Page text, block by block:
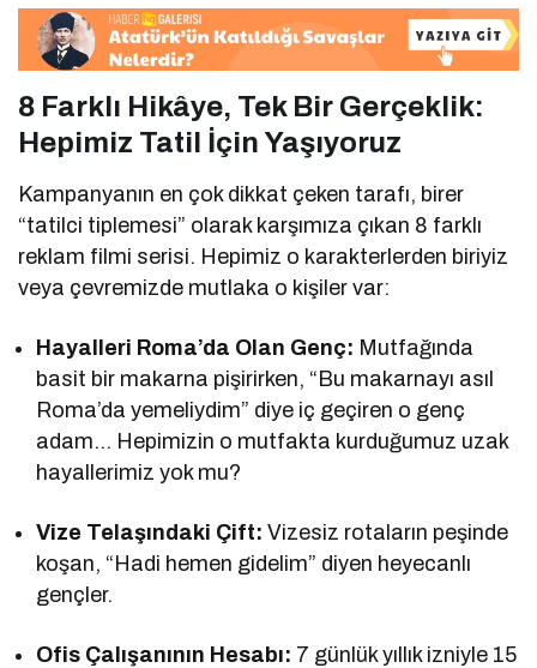
8 Farklı Hikâye, Tek Bir Gerçeklik:
Hepimiz Tatil İçin Yaşıyoruz
Kampanyanın en çok dikkat çeken tarafı, birer
“tatilci tiplemesi” olarak karşımıza çıkan 8 farklı
reklam filmi serisi. Hepimiz o karakterlerden biriyiz
veya çevremizde mutlaka o kişiler var:
Hayalleri Roma’da Olan Genç: Mutfağında
basit bir makarna pişirirken, “Bu makarnayı asıl
Roma’da yemeliydim” diye iç geçiren o genç
adam… Hepimizin o mutfakta kurduğumuz uzak
hayallerimiz yok mu?
Vize Telaşındaki Çift: Vizesiz rotaların peşinde
koşan, “Hadi hemen gidelim” diyen heyecanlı
gençler.
Ofis Çalışanının Hesabı: 7 günlük yıllık izniyle 15